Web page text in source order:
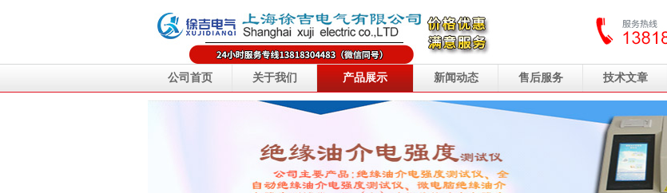
公司首页 关于我们 产品展示 新闻动态 售后服务 技术文章